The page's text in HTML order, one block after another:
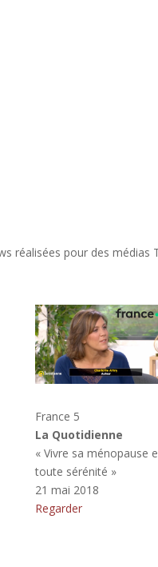
réalisées pour des médias
France 5
La Quotidienne
« Vivre sa ménopause
toute sérénité »
21 mai 2018
Regarder